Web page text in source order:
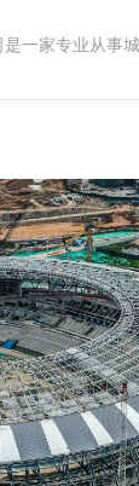
一家专业从事